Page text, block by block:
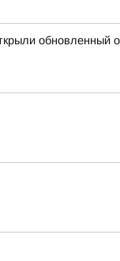
обновленный